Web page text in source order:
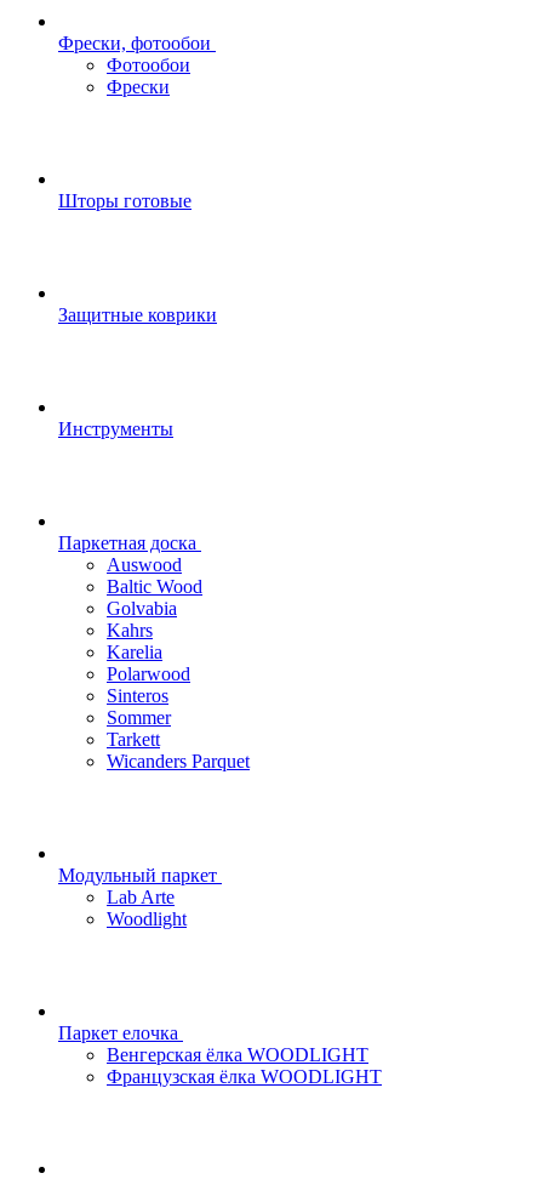
Фрески, фотообои
Фотообои
Фрески
Шторы готовые
Защитные коврики
Инструменты
Паркетная доска
Auswood
Baltic Wood
Golvabia
Kahrs
Karelia
Polarwood
Sinteros
Sommer
Tarkett
Wicanders Parquet
Модульный паркет
Lab Arte
Woodlight
Паркет елочка
Венгерская ёлка WOODLIGHT
Французская ёлка WOODLIGHT